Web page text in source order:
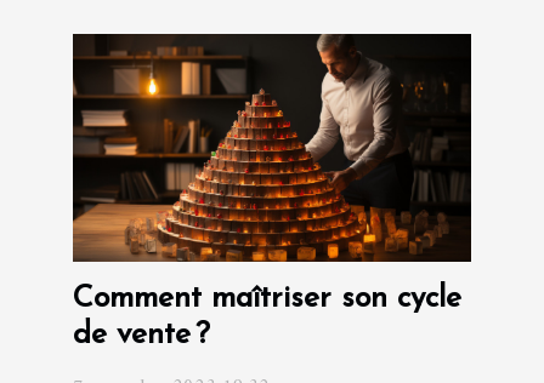
Comment maîtriser son cycle
de vente ?